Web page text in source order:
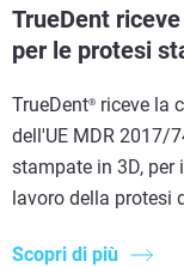
TrueDent
per le protesi
TrueDent® riceve la
dell'UE MDR 2017/
stampate in 3D,
lavoro della protesi
Scopri di più